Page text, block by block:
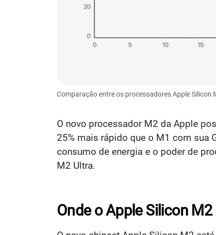
Comparação entre os processadores Apple Silicon
O novo processador M2 da Apple
25% mais rápido que o M1 com sua
consumo de energia e o poder de
M2 Ultra.
Onde o Apple Silicon